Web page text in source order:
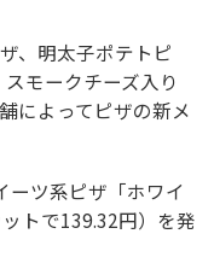
、明太子ポテトピ
モークチーズ入り
によってピザの新メ
ツ系ピザ「ホワイ
トで139.32円）を発